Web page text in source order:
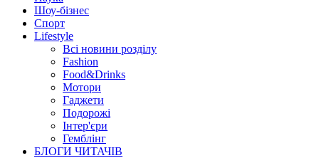
Шоу-бізнес
Спорт
Lifestyle
Всі новини розділу
Fashion
Food&Drinks
Мотори
Гаджети
Подорожі
Інтер'єри
Гемблінг
БЛОГИ ЧИТАЧІВ